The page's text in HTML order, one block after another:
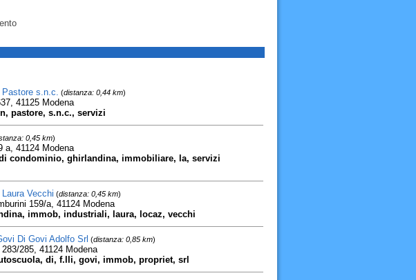
s.n.c. (distanza: 0,44 km)
41125 Modena
pastore, s.n.c., servizi
0,45 km)
a, 41124 Modena
condominio, ghirlandina, immobiliare, la, servizi
Vecchi (distanza: 0,45 km)
159/a, 41124 Modena
immob, industriali, laura, locaz, vecchi
Di Govi Adolfo Srl (distanza: 0,85 km)
285, 41124 Modena
di, f.lli, govi, immob, propriet, srl